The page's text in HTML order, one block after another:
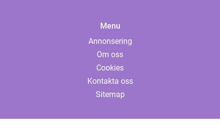
Menu
Annonsering
Om oss
Cookies
Kontakta oss
Sitemap